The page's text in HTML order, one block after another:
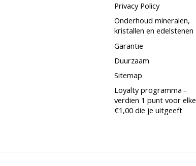
Privacy Policy
Onderhoud mineralen,
kristallen en edelstenen
Garantie
Duurzaam
Sitemap
Loyalty programma -
verdien 1 punt voor elke
€1,00 die je uitgeeft